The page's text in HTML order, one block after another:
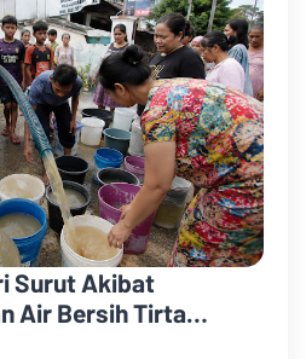
Surut Akibat
Air Bersih Tirta